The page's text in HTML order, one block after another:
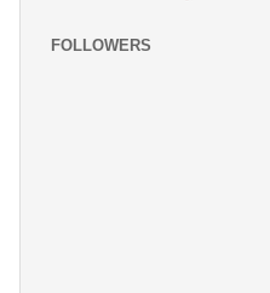
FOLLOWERS